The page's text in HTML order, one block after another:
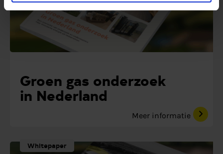
Groen gas onderzoek
in Nederland
Meer informatie
Whitepaper